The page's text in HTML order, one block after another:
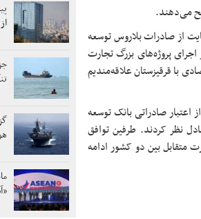
می‌دهند.
از صادرات بلاروس توسعه
پروژه‌های بزرگ تجارت
با قرقیزستان علاقه‌مندیم
اعتبار صادراتی بانک توسعه
نظر کردند. طرفین توافق
متقابل بین دو کشور ادامه